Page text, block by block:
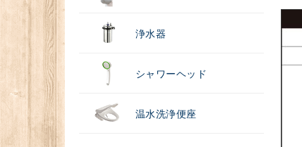
浄水器
シャワーヘッド
温水洗浄便座